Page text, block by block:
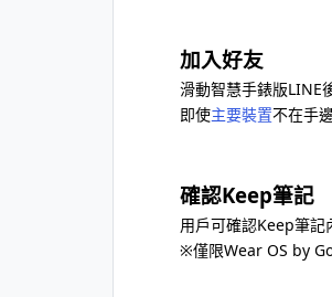
加入好友
滑動智慧手錶版LINE
即使主要裝置不在手
確認Keep筆記
用戶可確認Keep筆記
※僅限Wear OS by